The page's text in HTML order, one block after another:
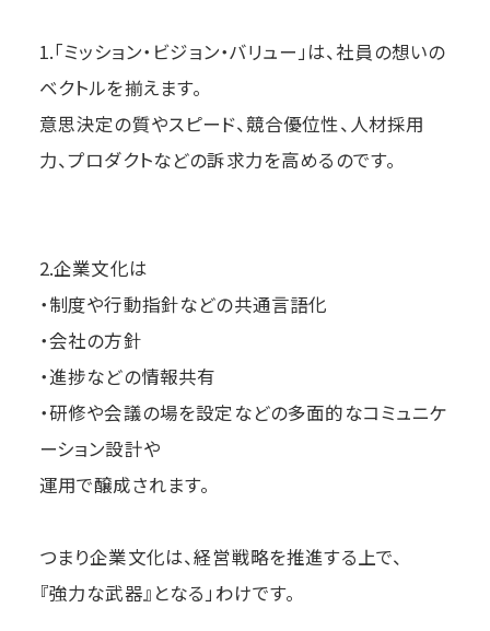
1.「ミッション・ビジョン・バリュー」は、社員の想いの
ベクトルを揃えます。
意思決定の質やスピード、競合優位性、人材採用
力、プロダクトなどの訴求力を高めるのです。
2.企業文化は
・制度や行動指針などの共通言語化
・会社の方針
・進捗などの情報共有
・研修や会議の場を設定などの多面的なコミュニケ
ーション設計や
運用で醸成されます。
つまり企業文化は、経営戦略を推進する上で、
『強力な武器』となる」わけです。